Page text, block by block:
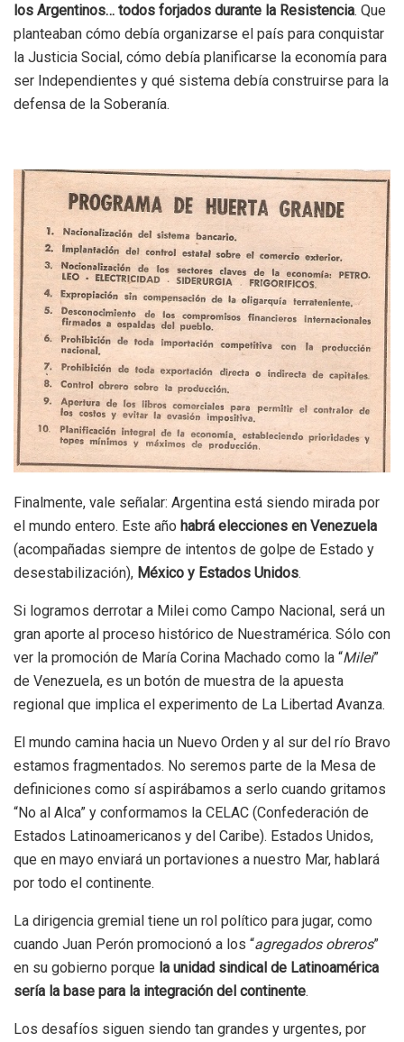
los Argentinos… todos forjados durante la Resistencia. Que
planteaban cómo debía organizarse el país para conquistar
la Justicia Social, cómo debía planificarse la economía para
ser Independientes y qué sistema debía construirse para la
defensa de la Soberanía.
Finalmente, vale señalar: Argentina está siendo mirada por
el mundo entero. Este año habrá elecciones en Venezuela
(acompañadas siempre de intentos de golpe de Estado y
desestabilización), México y Estados Unidos.
Si logramos derrotar a Milei como Campo Nacional, será un
gran aporte al proceso histórico de Nuestramérica. Sólo con
ver la promoción de María Corina Machado como la “Milei”
de Venezuela, es un botón de muestra de la apuesta
regional que implica el experimento de La Libertad Avanza.
El mundo camina hacia un Nuevo Orden y al sur del río Bravo
estamos fragmentados. No seremos parte de la Mesa de
definiciones como sí aspirábamos a serlo cuando gritamos
“No al Alca” y conformamos la CELAC (Confederación de
Estados Latinoamericanos y del Caribe). Estados Unidos,
que en mayo enviará un portaviones a nuestro Mar, hablará
por todo el continente.
La dirigencia gremial tiene un rol político para jugar, como
cuando Juan Perón promocionó a los “agregados obreros”
en su gobierno porque la unidad sindical de Latinoamérica
sería la base para la integración del continente.
Los desafíos siguen siendo tan grandes y urgentes, por